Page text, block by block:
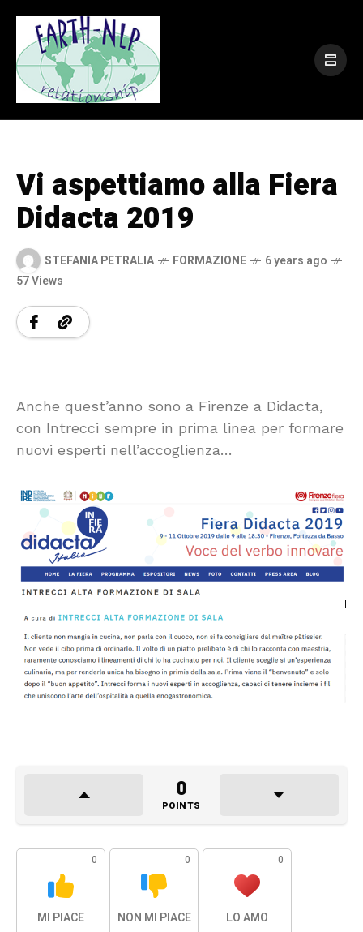
Vi aspettiamo alla Fiera
Didacta 2019
STEFANIA PETRALIA FORMAZIONE
6 years ago
57 Views
Anche quest’anno sono a Firenze a Didacta,
con Intrecci sempre in prima linea per formare
nuovi esperti nell’accoglienza…
0
POINTS
0
MI PIACE
0
NON MI PIACE
0
LO AMO